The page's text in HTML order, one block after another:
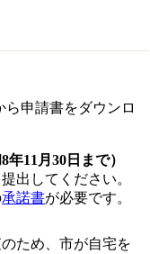
ら申請書をダウンロ
年11 月30日まで）
出してください。
承諾書が必要です。
ため、市が自宅を